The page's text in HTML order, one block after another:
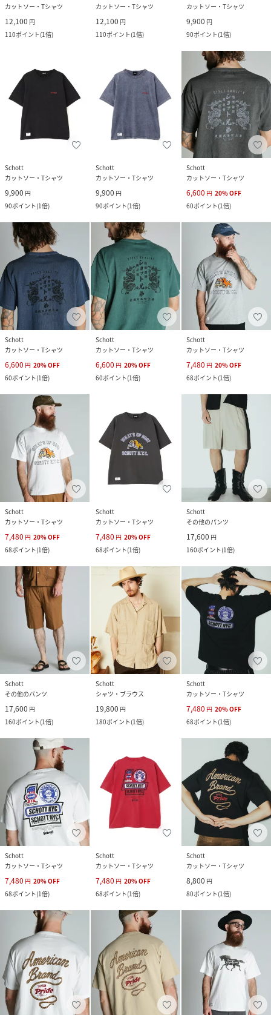
カットソー・Tシャツ
12,100 円
110ポイント(1倍)
カットソー・Tシャツ
12,100 円
110ポイント(1倍)
カットソー・Tシャツ
9,900 円
90ポイント(1倍)
Schott
カットソー・Tシャツ
9,900 円
90ポイント(1倍)
Schott
カットソー・Tシャツ
9,900 円
90ポイント(1倍)
Schott
カットソー・Tシャツ
6,600 円 20%OFF
60ポイント(1倍)
Schott
カットソー・Tシャツ
6,600 円 20%OFF
60ポイント(1倍)
Schott
カットソー・Tシャツ
6,600 円 20%OFF
60ポイント(1倍)
Schott
カットソー・Tシャツ
7,480 円 20%OFF
68ポイント(1倍)
Schott
カットソー・Tシャツ
7,480 円 20%OFF
68ポイント(1倍)
Schott
カットソー・Tシャツ
7,480 円 20%OFF
68ポイント(1倍)
Schott
その他のパンツ
17,600 円
160ポイント(1倍)
Schott
その他のパンツ
17,600 円
160ポイント(1倍)
Schott
シャツ・ブラウス
19,800 円
180ポイント(1倍)
Schott
カットソー・Tシャツ
7,480 円 20%OFF
68ポイント(1倍)
Schott
カットソー・Tシャツ
7,480 円 20%OFF
68ポイント(1倍)
Schott
カットソー・Tシャツ
7,480 円 20%OFF
68ポイント(1倍)
Schott
カットソー・Tシャツ
8,800 円
80ポイント(1倍)